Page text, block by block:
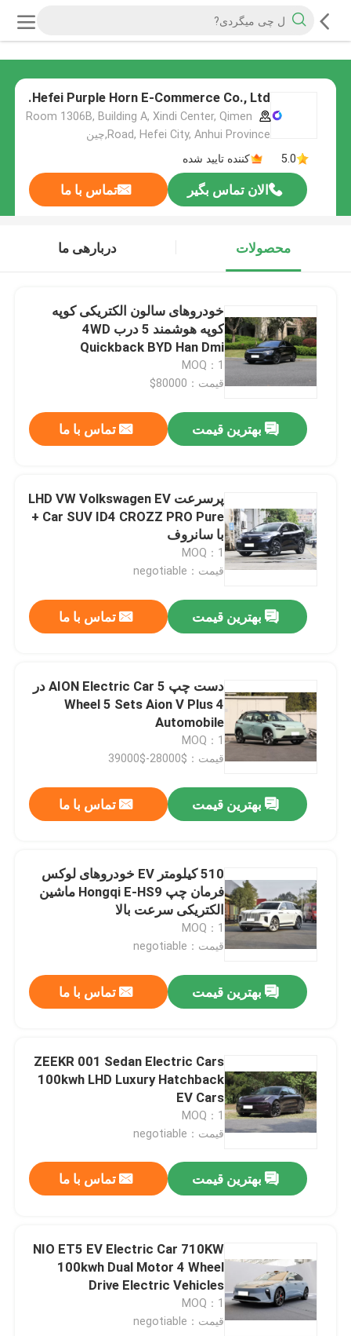
Hefei Purple Horn E-Commerce Co., Ltd.
Room 1306B, Building A, Xindi Center, Qimen
Road, Hefei City, Anhui Province,چین
5.0
کننده تایید شده
الان تماس بگیر تماس با ما
محصولات دربارهی ما
خودروهای سالون الکتریکی کوپه
کوپه هوشمند 5 درب 4WD
Quickback BYD Han Dmi
MOQ：1
قیمت：80000$
بهترین قیمت تماس با ما
پرسرعت LHD VW Volkswagen EV
Car SUV ID4 CROZZ PRO Pure +
با سانروف
MOQ：1
قیمت：negotiable
بهترین قیمت تماس با ما
دست چپ AION Electric Car 5 در
4 Wheel 5 Sets Aion V Plus
Automobile
MOQ：1
قیمت：$28000-$39000
بهترین قیمت تماس با ما
510 کیلومتر EV خودروهای لوکس
فرمان چپ Hongqi E-HS9 ماشین
الکتریکی سرعت بالا
MOQ：1
قیمت：negotiable
بهترین قیمت تماس با ما
ZEEKR 001 Sedan Electric Cars
100kwh LHD Luxury Hatchback
EV Cars
MOQ：1
قیمت：negotiable
بهترین قیمت تماس با ما
NIO ET5 EV Electric Car 710KW
100kwh Dual Motor 4 Wheel
Drive Electric Vehicles
MOQ：1
قیمت：negotiable